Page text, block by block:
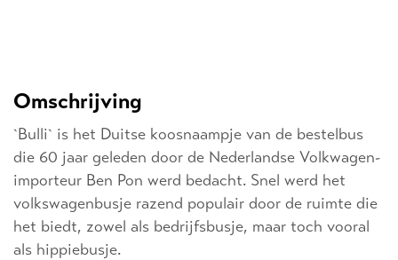
Omschrijving
`Bulli` is het Duitse koosnaampje van de bestelbus
die 60 jaar geleden door de Nederlandse Volkwagen-
importeur Ben Pon werd bedacht. Snel werd het
volkswagenbusje razend populair door de ruimte die
het biedt, zowel als bedrijfsbusje, maar toch vooral
als hippiebusje.